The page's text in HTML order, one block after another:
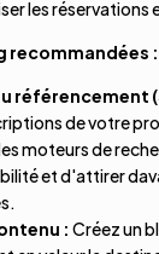
les réservations
recommandées :
référencement
de votre
moteurs de
et d'attirer
: Créez un